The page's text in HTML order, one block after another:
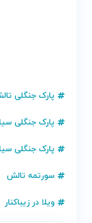
پارک جنگلی
پارک جنگلی
پارک جنگلی
سورتمه تالش
ویلا در زیباکنار